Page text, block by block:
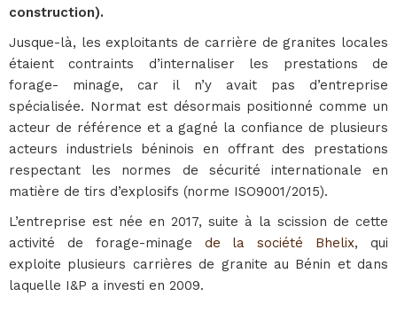
construction).
Jusque-là, les exploitants de carrière de granites locales
étaient contraints d’internaliser les prestations de
forage- minage, car il n’y avait pas d’entreprise
spécialisée. Normat est désormais positionné comme un
acteur de référence et a gagné la confiance de plusieurs
acteurs industriels béninois en offrant des prestations
respectant les normes de sécurité internationale en
matière de tirs d’explosifs (norme ISO9001/2015).
L’entreprise est née en 2017, suite à la scission de cette
activité de forage-minage de la société Bhelix, qui
exploite plusieurs carrières de granite au Bénin et dans
laquelle I&P a investi en 2009.